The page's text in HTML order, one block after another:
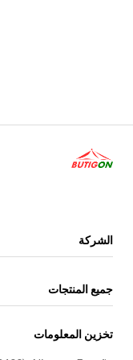
الشركة
جميع المنتجات
تخزين المعلومات